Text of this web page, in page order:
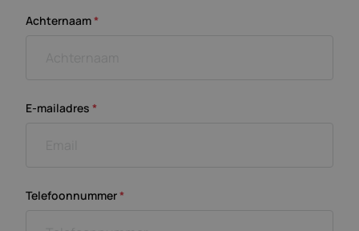
Achternaam*
E-mailadres *
Telefoonnummer*